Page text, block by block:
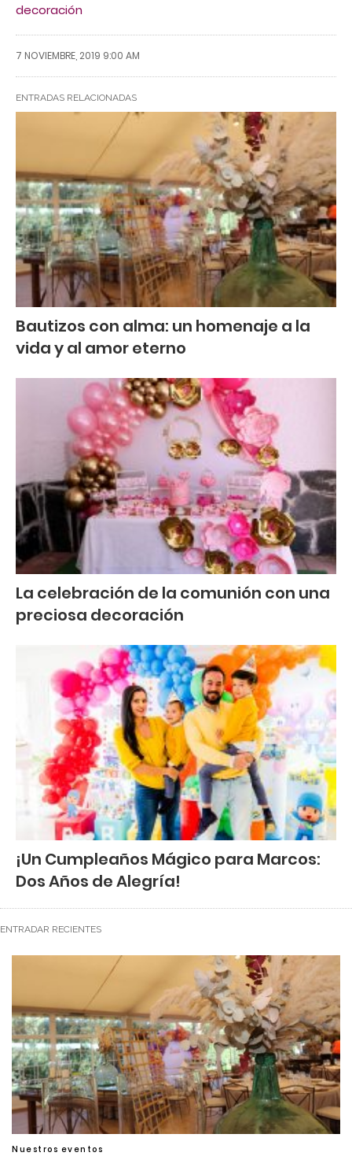
decoración
7 NOVIEMBRE, 2019 9:00 AM
ENTRADAS RELACIONADAS
Bautizos con alma: un homenaje a la
vida y al amor eterno
La celebración de la comunión con una
preciosa decoración
¡Un Cumpleaños Mágico para Marcos:
Dos Años de Alegría!
ENTRADAR RECIENTES
Nuestros eventos